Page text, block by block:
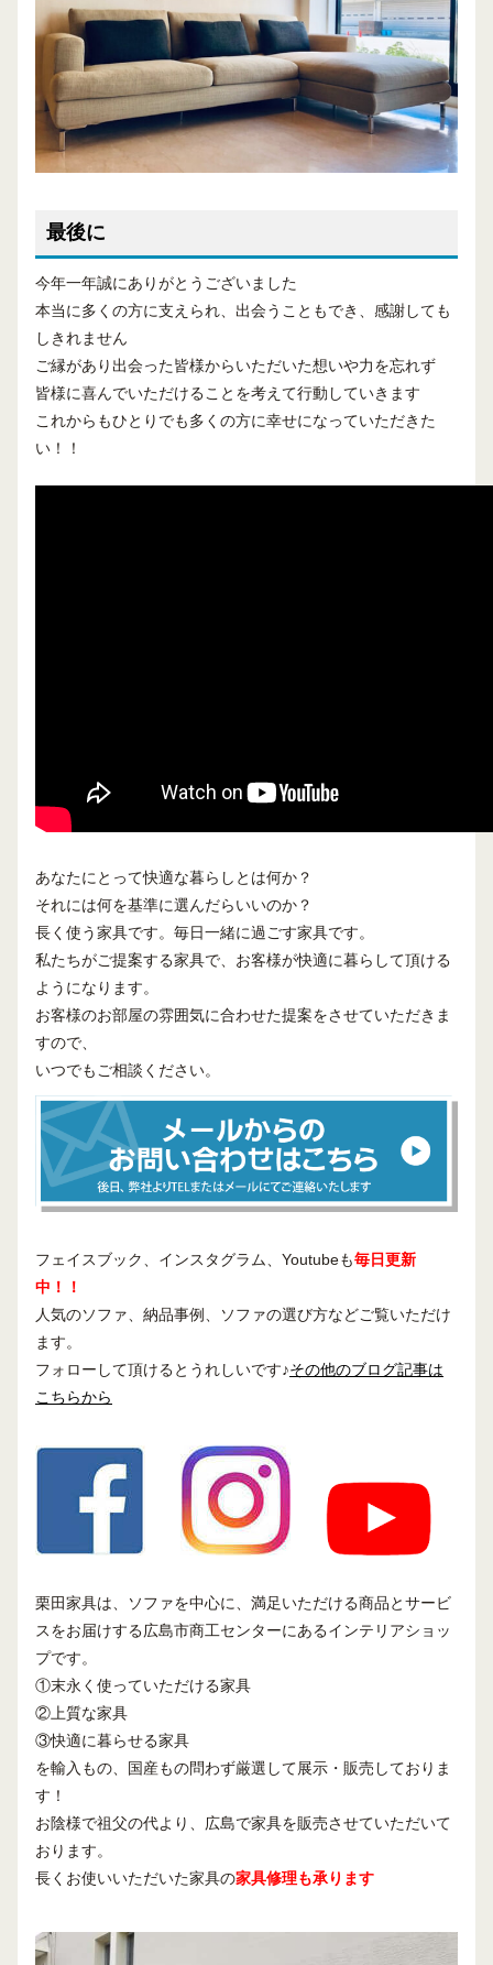
最後に
今年一年誠にありがとうございました
本当に多くの方に支えられ、出会うこともでき、感謝しても
しきれません
ご縁があり出会った皆様からいただいた想いや力を忘れず
皆様に喜んでいただけることを考えて行動していきます
これからもひとりでも多くの方に幸せになっていただきた
い！！
あなたにとって快適な暮らしとは何か？
それには何を基準に選んだらいいのか？
長く使う家具です。毎日一緒に過ごす家具です。
私たちがご提案する家具で、お客様が快適に暮らして頂ける
ようになります。
お客様のお部屋の雰囲気に合わせた提案をさせていただきま
すので、
いつでもご相談ください。
フェイスブック、インスタグラム、Youtubeも毎日更新
中！！
人気のソファ、納品事例、ソファの選び方などご覧いただけ
ます。
フォローして頂けるとうれしいです♪その他のブログ記事は
こちらから
栗田家具は、ソファを中心に、満足いただける商品とサービ
スをお届けする広島市商工センターにあるインテリアショッ
プです。
①末永く使っていただける家具
②上質な家具
③快適に暮らせる家具
を輸入もの、国産もの問わず厳選して展示・販売しておりま
す！
お陰様で祖父の代より、広島で家具を販売させていただいて
おります。
長くお使いいただいた家具の家具修理も承ります